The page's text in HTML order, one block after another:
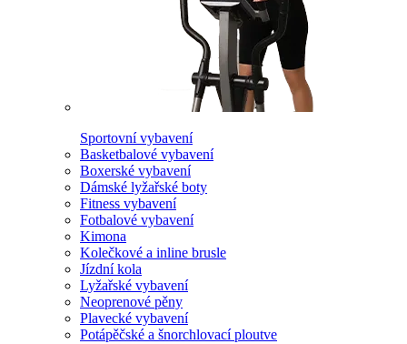
Sportovní vybavení
Basketbalové vybavení
Boxerské vybavení
Dámské lyžařské boty
Fitness vybavení
Fotbalové vybavení
Kimona
Kolečkové a inline brusle
Jízdní kola
Lyžařské vybavení
Neoprenové pěny
Plavecké vybavení
Potápěčské a šnorchlovací ploutve